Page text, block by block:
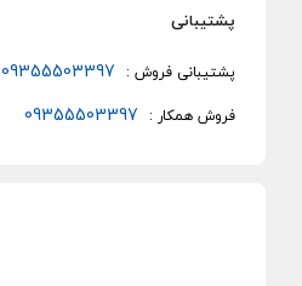
پشتیبانی
پشتیبانی فروش : 09355503397
فروش همکار : 09355503397